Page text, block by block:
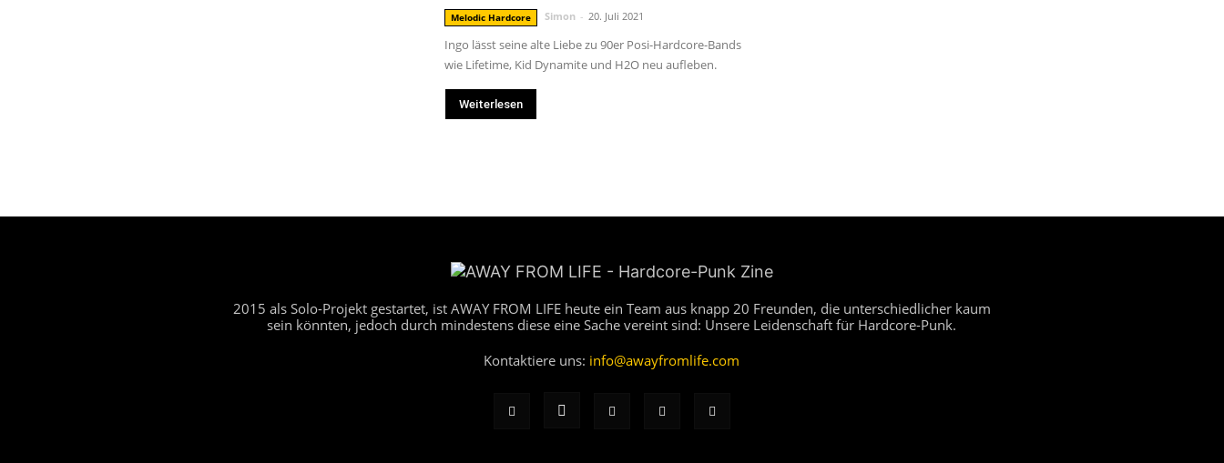
Melodic Hardcore Simon - 20. Juli 2021
Ingo lässt seine alte Liebe zu 90er Posi-Hardcore-Bands
wie Lifetime, Kid Dynamite und H2O neu aufleben.
Weiterlesen
2015 als Solo-Projekt gestartet, ist AWAY FROM LIFE heute ein Team aus knapp 20 Freunden, die unterschiedlicher kaum
sein könnten, jedoch durch mindestens diese eine Sache vereint sind: Unsere Leidenschaft für Hardcore-Punk.
Kontaktiere uns: info@awayfromlife.com